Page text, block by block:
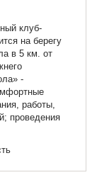
клуб-
на берегу
в 5 км. от
-
работы,
проведения